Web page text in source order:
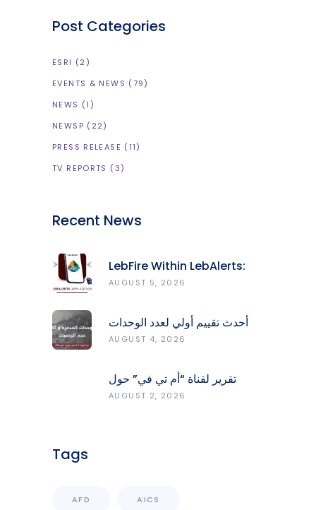
Post Categories
ESRI (2)
EVENTS & NEWS (79)
NEWS (1)
NEWSP (22)
PRESS RELEASE (11)
TV REPORTS (3)
Recent News
LebFire Within LebAlerts:
Report Fires, Monitor Risk,
AUGUST 5, 2026
أحدث تقييم أولي لعدد الوحدات
المدمّرة والمتضرّرة وحجم
AUGUST 4, 2026
تقرير لقناة “أم تي في” حول
انعكاسات التفجيرات في جنوب
AUGUST 2, 2026
Tags
AFD AICS